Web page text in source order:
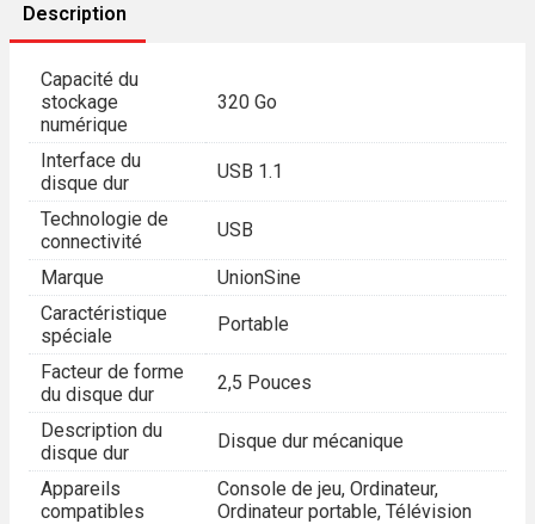
Description
Capacité du
stockage
numérique
320 Go
Interface du
disque dur
USB 1.1
Technologie de
connectivité
USB
Marque
UnionSine
Caractéristique
spéciale
Portable
Facteur de forme
du disque dur
2,5 Pouces
Description du
disque dur
Disque dur mécanique
Appareils
compatibles
Console de jeu, Ordinateur,
Ordinateur portable, Télévision